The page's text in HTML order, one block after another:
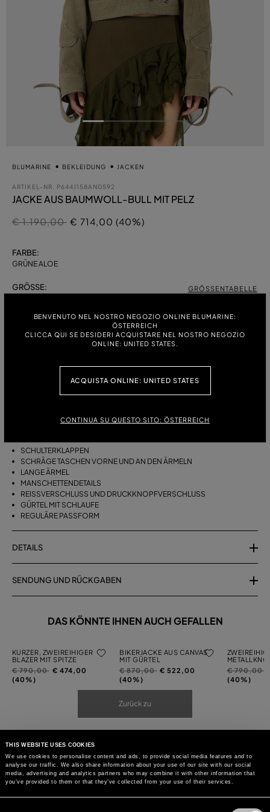
THIS WEBSITE USES COOKIES
We use cookies to personalise content and ads, to provide social media features and to
analyse our traffic. We also share information about your use of our site with our social
media, advertising and analytics partners who may combine it with other information that
you’ve provided to them or that they’ve collected from your use of their services.
BENVENUTO NEL NOSTRO NEGOZIO ONLINE BLUMARINE:
ÖSTERREICH
CLICCA QUI SE DESIDERI ACQUISTARE NEL NOSTRO NEGOZIO
ONLINE: UNITED STATES.
ACQUISTA ONLINE: UNITED STATES
CONTINUA SU QUESTO SITO: ÖSTERREICH
BLUMARINE BEKLEIDUNG JACKEN
ARTIKEL-NR. P644J158AN0592
JACKE AUS BAUMWOLL-BULL MIT PELZ
Preis reduziert von
€ 1.190,00auf
€ 714,00 (40%)
FARBE:
GRÜNE ALOE
GRÖSSE: GRÖSSENTABELLE
BOMBERJACKE AUS BAUMWOLL-BULL MIT PELZBESETZTER KAPUZE
BOMBERSTIL
SCHULTERKLAPPEN
SCHRÄGE TASCHEN VORNE UND AN DEN ÄRMELN
LANGE ÄRMEL
MANSCHETTENDETAILS
REISSVERSCHLUSS UND DRUCKKNOPFVERSCHLUSS
GÜRTEL MIT SCHLAUFE
REGULÄRE PASSFORM
DETAILS
SENDUNG UND RÜCKGABEN
DAS KÖNNTE IHNEN AUCH GEFALLEN
KURZER, ZWEIREIHIGER
BLAZER MIT SPITZE
Preis
reduziert
€ 790,00auf
€ 474,00
(40%)
BIKERJACKE AUS CANVAS
MIT GÜRTEL
Preis
reduziert
€ 870,00auf
€ 522,00
(40%)
Preis
reduziert
€ 790,00
(40%)
Zurück zu